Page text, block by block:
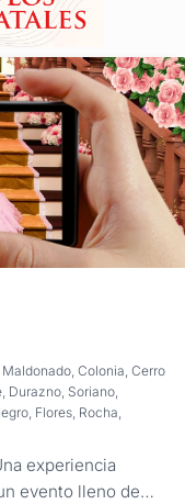
Colonia, Cerro
Durazno, Soriano,
Flores, Rocha,
experiencia
evento lleno de